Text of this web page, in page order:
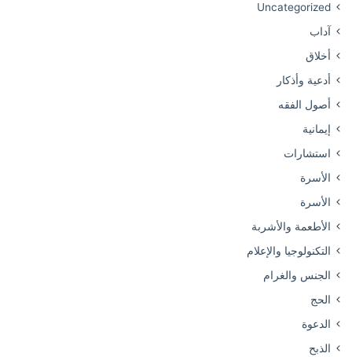
Uncategorized
آداب
أخلاق
أدعية وأذكار
أصول الفقه
إيمانية
استشارات
الأسرة
الأسرة
الأطعمة والأشربة
التكنولوجيا والإعلام
الجنس والغرام
الحج
الدعوة
الذبح